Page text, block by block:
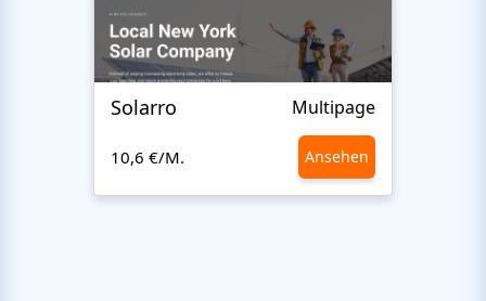
Solarro Multipage
10,6 €/M. Ansehen